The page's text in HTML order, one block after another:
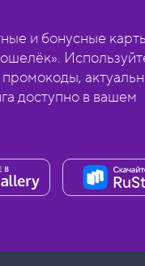
и бонусные
доступно в вашем